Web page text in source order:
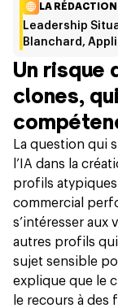
LA
Leadership
Blanchard,
Un risque
clones,
La question qui
l’IA dans la
profils
commercial
s’intéresser aux
autres profils qui
sujet sensible
explique que le
le recours à des